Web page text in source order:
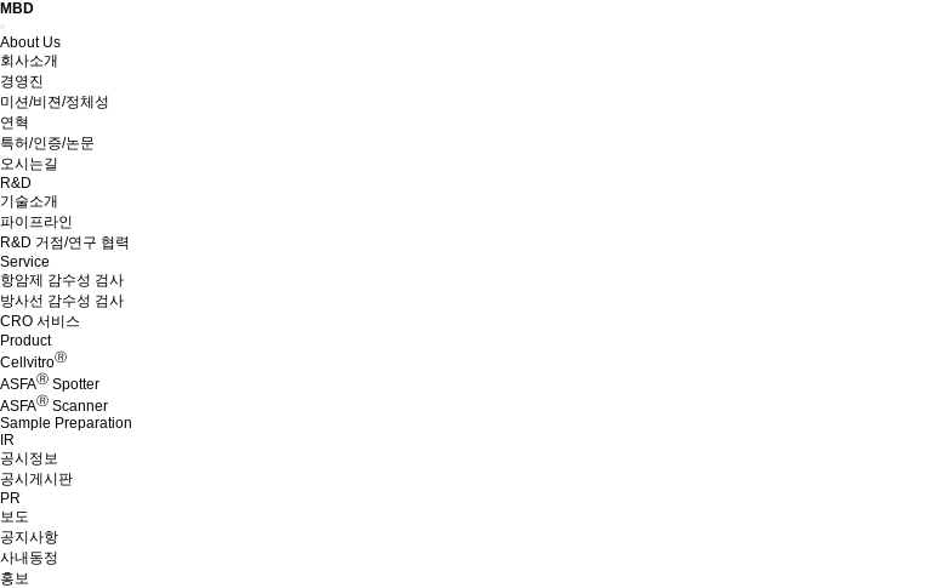
MBD
Menu
About Us
회사소개
경영진
미션/비젼/정체성
연혁
특허/인증/논문
오시는길
R&D
기술소개
파이프라인
R&D 거점/연구 협력
Service
항암제 감수성 검사
방사선 감수성 검사
CRO 서비스
Product
CellvitroⓇ
ASFAⓇ Spotter
ASFAⓇ Scanner
Sample Preparation
IR
공시정보
공시게시판
PR
보도
공지사항
사내동정
홍보